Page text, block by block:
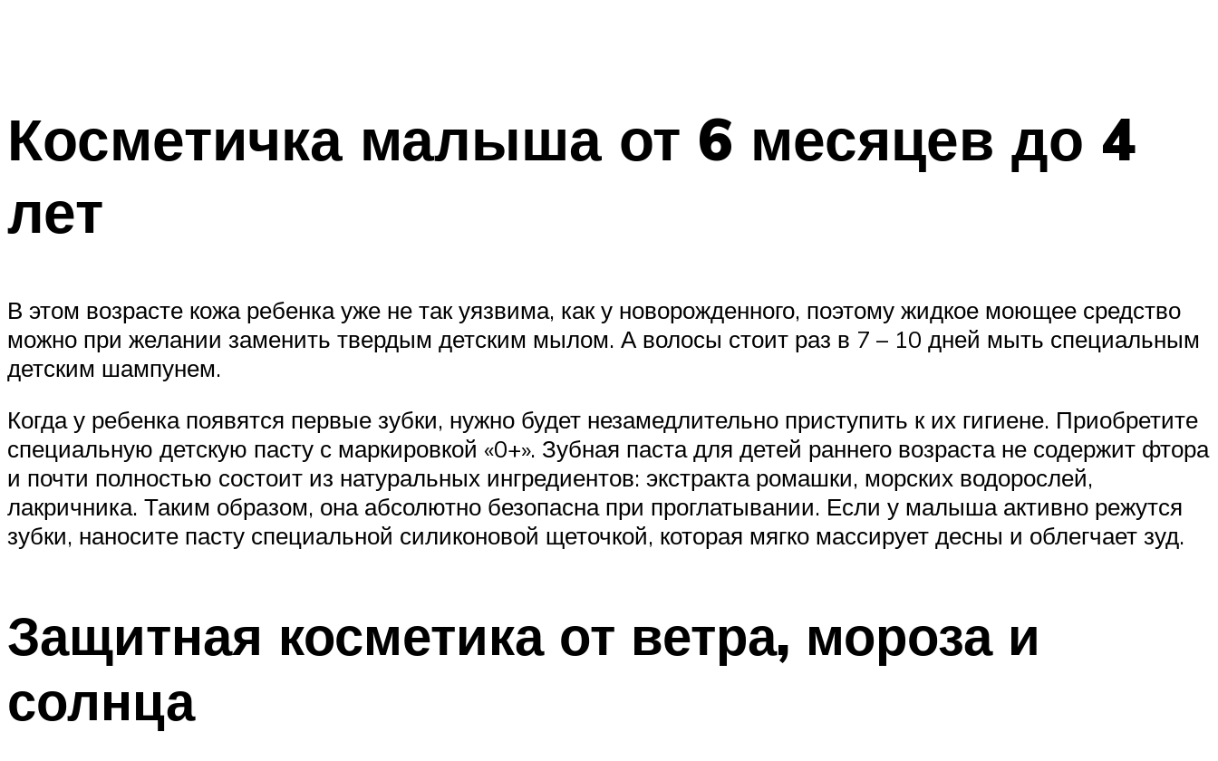
Косметичка малыша от 6 месяцев до 4
лет
В этом возрасте кожа ребенка уже не так уязвима, как у новорожденного, поэтому жидкое моющее средство
можно при желании заменить твердым детским мылом. А волосы стоит раз в 7 – 10 дней мыть специальным
детским шампунем.
Когда у ребенка появятся первые зубки, нужно будет незамедлительно приступить к их гигиене. Приобретите
специальную детскую пасту с маркировкой «0+». Зубная паста для детей раннего возраста не содержит фтора
и почти полностью состоит из натуральных ингредиентов: экстракта ромашки, морских водорослей,
лакричника. Таким образом, она абсолютно безопасна при проглатывании. Если у малыша активно режутся
зубки, наносите пасту специальной силиконовой щеточкой, которая мягко массирует десны и облегчает зуд.
Защитная косметика от ветра, мороза и
солнца